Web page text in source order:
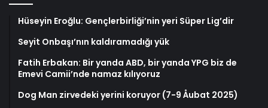
Hüseyin Eroğlu: Gençlerbirliği’nin yeri Süper Lig’dir
Seyit Onbaşı’nın kaldıramadığı yük
Fatih Erbakan: Bir yanda ABD, bir yanda YPG biz de
Emevi Camii’nde namaz kılıyoruz
Dog Man zirvedeki yerini koruyor (7-9 Åubat 2025)